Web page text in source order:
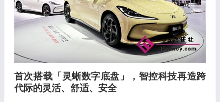
首次搭载 「 灵蜥数字底盘 」， 智控科技再造跨
代际的灵活、 舒适、 安全